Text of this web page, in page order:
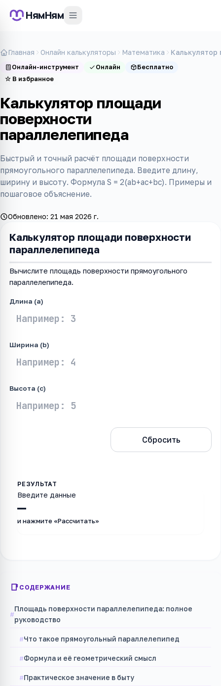
НямНям
Главная Онлайн калькуляторы Математика
Онлайн-инструмент Онлайн
Бесплатно
☆ В избранное
Калькулятор площади
поверхности
параллелепипеда
Быстрый и точный расчёт площади поверхности
прямоугольного параллелепипеда. Введите длину,
ширину и высоту. Формула S = 2(ab+ac+bc). Примеры и
пошаговое объяснение.
Обновлено: 21 мая 2026 г.
Калькулятор площади поверхности
параллелепипеда
Вычислите площадь поверхности прямоугольного
параллелепипеда.
Длина (a)
Ширина (b)
Высота (c)
Сбросить
—
Введите данные
и нажмите «Рассчитать»
СОДЕРЖАНИЕ
Площадь поверхности параллелепипеда: полное
руководство
Что такое прямоугольный параллелепипед
Формула и её геометрический смысл
Практическое значение в быту